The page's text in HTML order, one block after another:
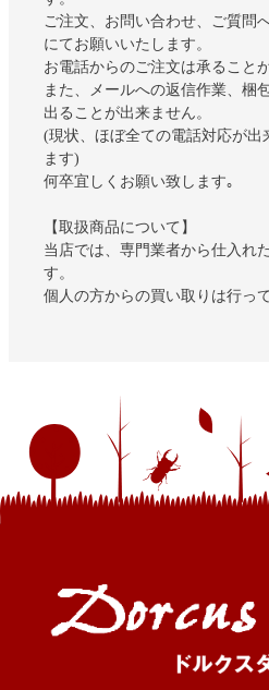
ご注文、お問い合わせ、ご質問
にてお願いいたします。
お電話からのご注文は承ること
また、メールへの返信作業、梱
出ることが出来ません。
(現状、ほぼ全ての電話対応が出
ます)
何卒宜しくお願い致します｡
【取扱商品について】
当店では、専門業者から仕入れ
す。
個人の方からの買い取りは行っ